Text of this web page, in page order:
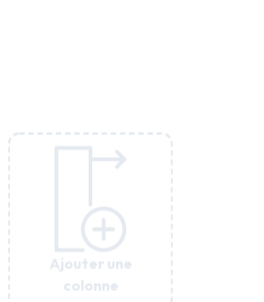
Ajouter une
colonne
Ajouter une
colonne
Ajouter une
colonne
Ajouter une
colonne
Ajouter une
colonne
Ajouter une
colonne